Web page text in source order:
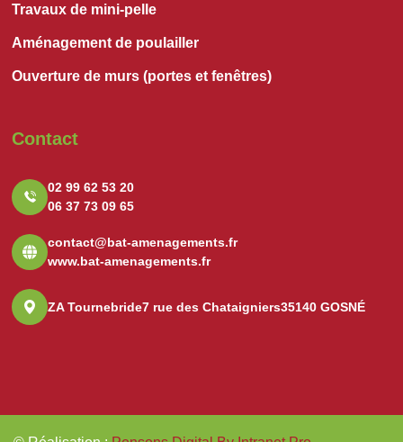
Travaux de mini-pelle
Aménagement de poulailler
Ouverture de murs (portes et fenêtres)
Contact
02 99 62 53 20
06 37 73 09 65
contact@bat-amenagements.fr
www.bat-amenagements.fr
ZA Tournebride7 rue des Chataigniers35140 GOSNÉ